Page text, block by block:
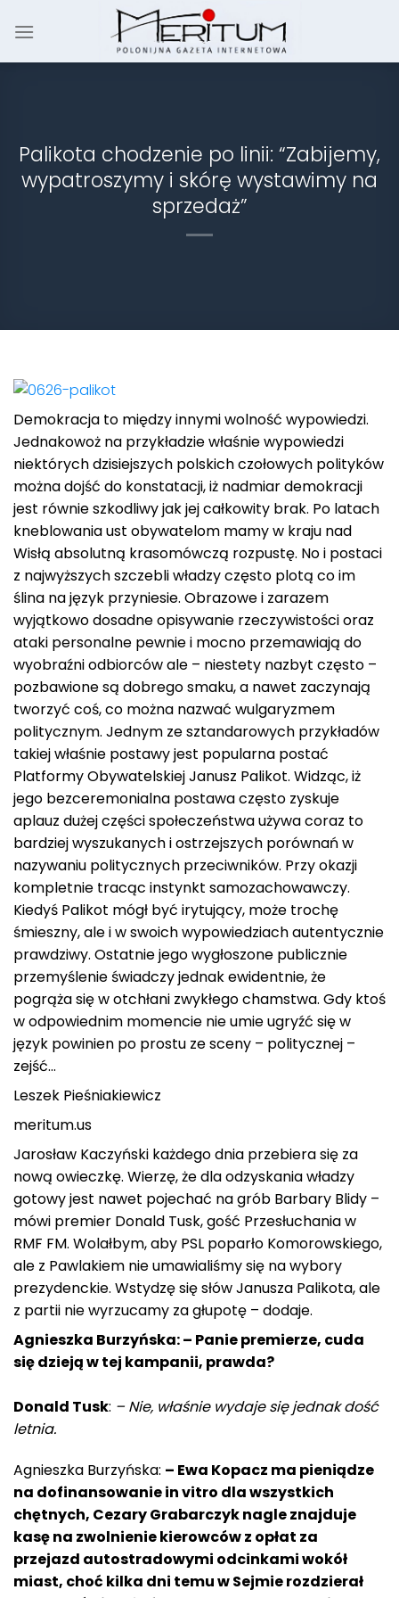
Palikota chodzenie po linii: “Zabijemy,
wypatroszymy i skórę wystawimy na
sprzedaż”
Demokracja to między innymi wolność wypowiedzi.
Jednakowoż na przykładzie właśnie wypowiedzi
niektórych dzisiejszych polskich czołowych polityków
można dojść do konstatacji, iż nadmiar demokracji
jest równie szkodliwy jak jej całkowity brak. Po latach
kneblowania ust obywatelom mamy w kraju nad
Wisłą absolutną krasomówczą rozpustę. No i postaci
z najwyższych szczebli władzy często plotą co im
ślina na język przyniesie. Obrazowe i zarazem
wyjątkowo dosadne opisywanie rzeczywistości oraz
ataki personalne pewnie i mocno przemawiają do
wyobraźni odbiorców ale – niestety nazbyt często –
pozbawione są dobrego smaku, a nawet zaczynają
tworzyć coś, co można nazwać wulgaryzmem
politycznym. Jednym ze sztandarowych przykładów
takiej właśnie postawy jest popularna postać
Platformy Obywatelskiej Janusz Palikot. Widząc, iż
jego bezceremonialna postawa często zyskuje
aplauz dużej części społeczeństwa używa coraz to
bardziej wyszukanych i ostrzejszych porównań w
nazywaniu politycznych przeciwników. Przy okazji
kompletnie tracąc instynkt samozachowawczy.
Kiedyś Palikot mógł być irytujący, może trochę
śmieszny, ale i w swoich wypowiedziach autentycznie
prawdziwy. Ostatnie jego wygłoszone publicznie
przemyślenie świadczy jednak ewidentnie, że
pogrąża się w otchłani zwykłego chamstwa. Gdy ktoś
w odpowiednim momencie nie umie ugryźć się w
język powinien po prostu ze sceny – politycznej –
zejść…
Leszek Pieśniakiewicz
meritum.us
Jarosław Kaczyński każdego dnia przebiera się za
nową owieczkę. Wierzę, że dla odzyskania władzy
gotowy jest nawet pojechać na grób Barbary Blidy –
mówi premier Donald Tusk, gość Przesłuchania w
RMF FM. Wolałbym, aby PSL poparło Komorowskiego,
ale z Pawlakiem nie umawialiśmy się na wybory
prezydenckie. Wstydzę się słów Janusza Palikota, ale
z partii nie wyrzucamy za głupotę – dodaje.
Agnieszka Burzyńska: – Panie premierze, cuda
się dzieją w tej kampanii, prawda?
Donald Tusk: – Nie, właśnie wydaje się jednak dość
letnia.
Agnieszka Burzyńska: – Ewa Kopacz ma pieniądze
na dofinansowanie in vitro dla wszystkich
chętnych, Cezary Grabarczyk nagle znajduje
kasę na zwolnienie kierowców z opłat za
przejazd autostradowymi odcinkami wokół
miast, choć kilka dni temu w Sejmie rozdzierał